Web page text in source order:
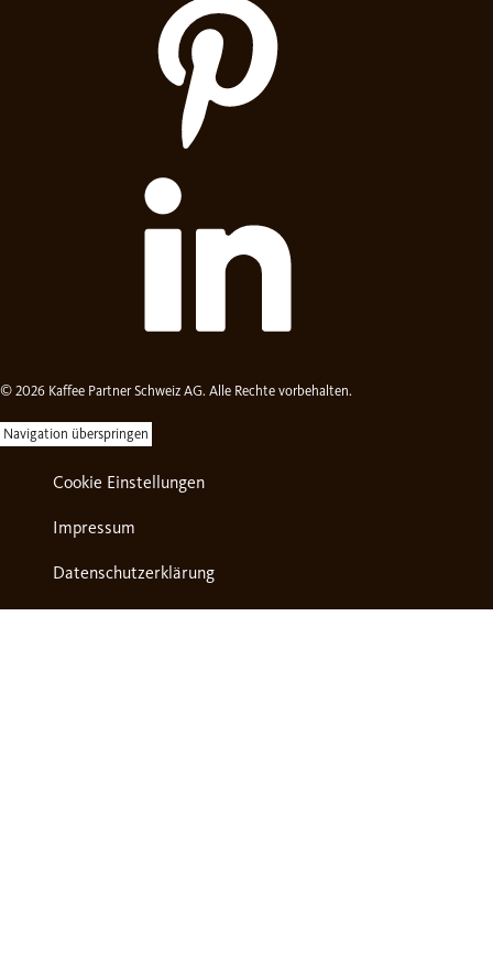
© 2026 Kaffee Partner Schweiz AG. Alle Rechte vorbehalten.
Navigation überspringen
Cookie Einstellungen
Impressum
Datenschutzerklärung